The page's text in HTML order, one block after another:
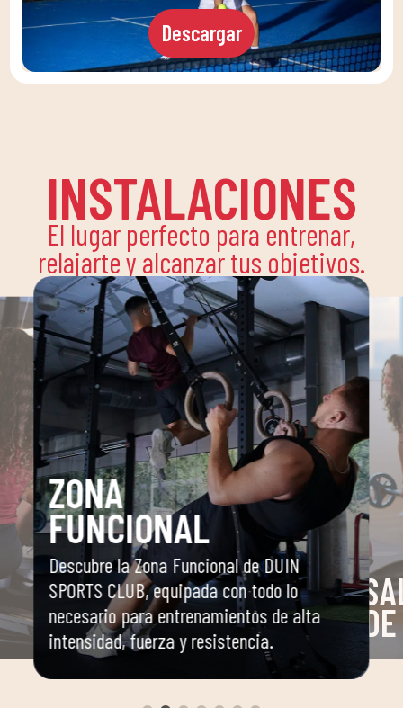
Descargar
INSTALACIONES
El lugar perfecto para entrenar,
relajarte y alcanzar tus objetivos.
ZONA
FUNCIONAL
Descubre la Zona Funcional de DUIN
SPORTS CLUB, equipada con todo lo
necesario para entrenamientos de alta
intensidad, fuerza y resistencia.